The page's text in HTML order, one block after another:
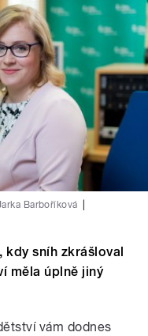
Barboříková
kdy sníh zkrášloval
měla úplně jiný
vám dodnes